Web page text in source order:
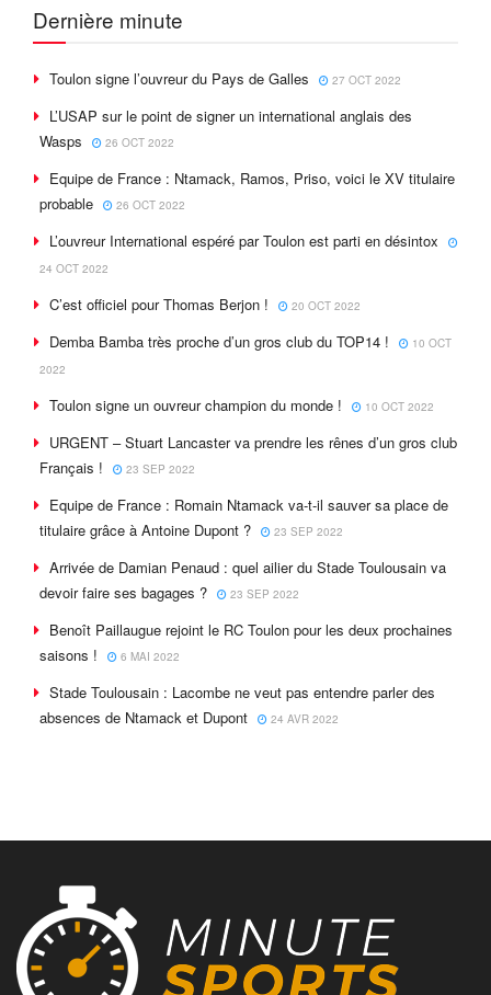
Dernière minute
Toulon signe l’ouvreur du Pays de Galles 27 OCT 2022
L’USAP sur le point de signer un international anglais des
Wasps
26 OCT 2022
Equipe de France : Ntamack, Ramos, Priso, voici le XV titulaire
probable
26 OCT 2022
L’ouvreur International espéré par Toulon est parti en désintox
24 OCT 2022
C’est officiel pour Thomas Berjon ! 20 OCT 2022
Demba Bamba très proche d’un gros club du TOP14 !
10 OCT
2022
Toulon signe un ouvreur champion du monde ! 10 OCT 2022
URGENT – Stuart Lancaster va prendre les rênes d’un gros club
Français !
23 SEP 2022
Equipe de France : Romain Ntamack va-t-il sauver sa place de
titulaire grâce à Antoine Dupont ?
23 SEP 2022
Arrivée de Damian Penaud : quel ailier du Stade Toulousain va
devoir faire ses bagages ?
23 SEP 2022
Benoît Paillaugue rejoint le RC Toulon pour les deux prochaines
saisons !
6 MAI 2022
Stade Toulousain : Lacombe ne veut pas entendre parler des
absences de Ntamack et Dupont
24 AVR 2022